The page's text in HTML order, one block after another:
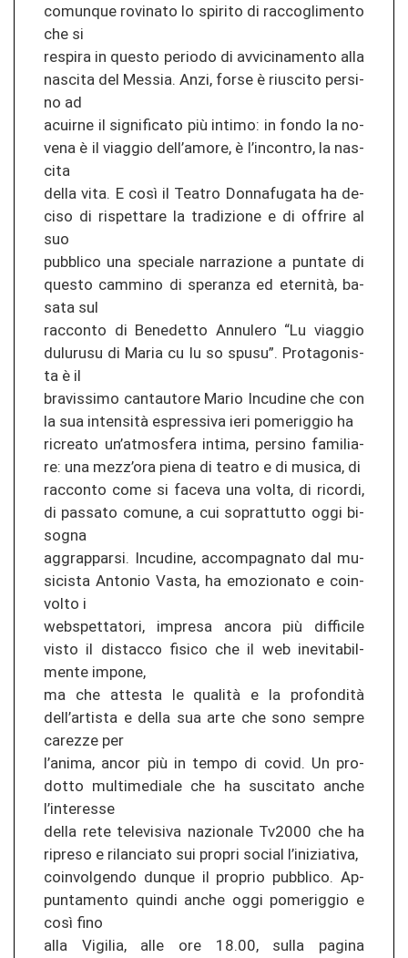
co­mun­que ro­vi­na­to lo spi­ri­to di rac­cogli­men­to
che si
re­spi­ra in ques­to pe­rio­do di av­vi­ci­na­men­to alla
nas­ci­ta del Mes­sia. Anzi, forse è rius­ci­to per­si­
no ad
acuir­ne il sig­ni­fi­ca­to più in­ti­mo: in fondo la no­
ve­na è il viag­gio dell’amore, è l’in­con­tro, la nas­
ci­ta
della vita. E così il Tea­tro Don­na­fu­ga­ta ha de­
ci­so di ris­pet­ta­re la tra­di­zio­ne e di of­fri­re al
suo
pu­bbli­co una spe­cia­le nar­ra­zio­ne a pun­ta­te di
ques­to cam­mi­no di spe­ran­za ed eternità, ba­
sa­ta sul
rac­con­to di Be­ne­det­to An­nu­le­ro “Lu viag­gio
du­lu­ru­su di Maria cu lu so spusu”. Pro­ta­go­nis­
ta è il
bra­vis­si­mo can­tau­to­re Mario In­cu­di­ne che con
la sua intensità espres­si­va ieri po­me­rig­gio ha
ri­crea­to un’at­mos­fe­ra in­ti­ma, per­si­no fa­mi­lia­
re: una mezz’ora piena di tea­tro e di mu­si­ca, di
rac­con­to come si fa­ce­va una volta, di ri­cor­di,
di pas­sa­to co­mu­ne, a cui so­pr­at­tut­to oggi bi­
so­gna
ag­grappar­si. In­cu­di­ne, ac­com­pag­na­to dal mu­
si­cis­ta An­to­nio Vasta, ha emo­zio­na­to e co­in­
vol­to i
webspettatori, im­presa an­co­ra più dif­fi­ci­le
visto il dis­tac­co fis­i­co che il web in­evi­ta­bil­
men­te im­po­ne,
ma che at­te­sta le qualità e la profondità
dell’ar­ti­s­ta e della sua arte che sono sem­pre
ca­re­z­ze per
l’anima, ancor più in tempo di covid. Un pro­
dot­to mul­ti­me­dia­le che ha sus­ci­ta­to anche
l’in­ter­es­se
della rete te­le­vi­si­va na­zio­na­le Tv2000 che ha
ri­preso e ri­lan­cia­to sui pro­pri so­cial l’in­izia­ti­va,
co­in­vol­gen­do dun­que il pro­prio pu­bbli­co. Ap­
pun­ta­men­to quin­di anche oggi po­me­rig­gio e
così fino
alla Vi­gi­lia, alle ore 18.00, sulla pa­gi­na